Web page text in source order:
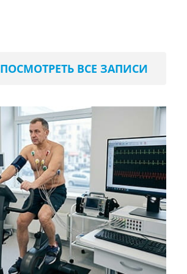
ПОСМОТРЕТЬ ВСЕ ЗАПИСИ